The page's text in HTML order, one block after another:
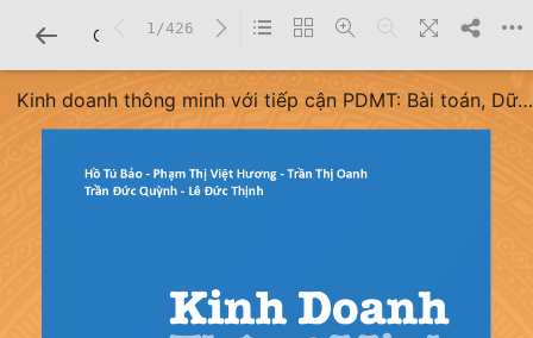
CHI TIẾT SÁCH
Kinh doanh thông minh với tiếp cận PDMT: Bài toán, Dữ
1/426